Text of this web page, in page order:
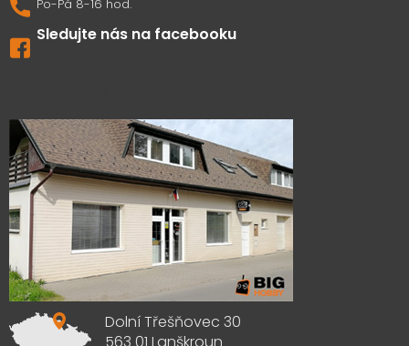
Sledujte nás na facebooku
Dolní Třešňovec 30